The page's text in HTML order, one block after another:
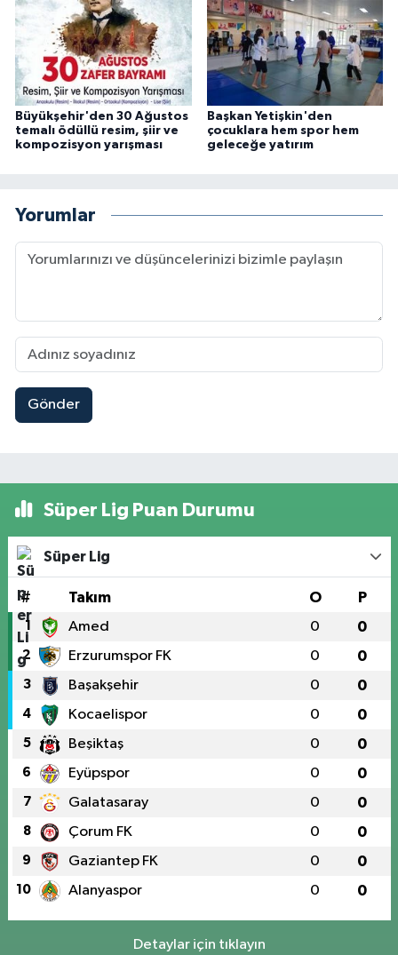
Büyükşehir'den 30 Ağustos
temalı ödüllü resim, şiir ve
kompozisyon yarışması
Başkan Yetişkin'den
çocuklara hem spor hem
geleceğe yatırım
Yorumlar
Gönder
Süper Lig Puan Durumu
Süper Lig
# Takım O P
1 Amed 0 0
2 Erzurumspor FK 0 0
3 Başakşehir 0 0
4 Kocaelispor 0 0
5 Beşiktaş 0 0
6 Eyüpspor 0 0
7 Galatasaray 0 0
8 Çorum FK 0 0
9 Gaziantep FK 0 0
10 Alanyaspor 0 0
Detaylar için tıklayın